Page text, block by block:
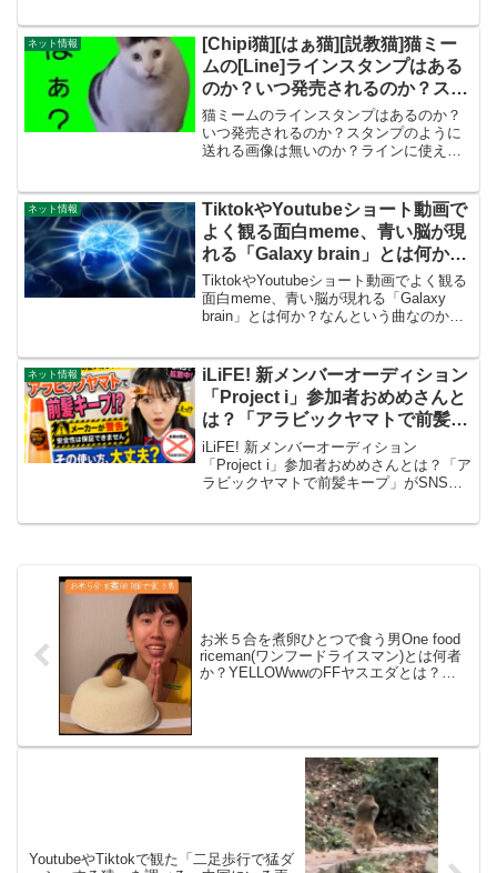
この動画だと思います。この動画はT...
ネット情報
[Chipi猫][はぁ猫][説教猫]猫ミー
ムの[Line]ラインスタンプはある
のか？いつ発売されるのか？スタ
ンプのように送れる画像は無いの
か？ラインに使える画像を置いて
おきます。
猫ミームのラインスタンプはあるのか？
いつ発売されるのか？スタンプのように
送れる画像は無いのか？ラインに使える
Youtubeで大人気です。猫の可愛さと表情
が進化し...
ネット情報
TiktokやYoutubeショート動画で
よく観る面白meme、青い脳が現
れる「Galaxy brain」とは何か？
なんという曲なのか？誰が作った
memeなのか？
TiktokやYoutubeショート動画でよく観る
面白meme、青い脳が現れる「Galaxy
brain」とは何か？なんという曲なのか？
ジワ来ます。この「Galaxy...
ネット情報
iLiFE! 新メンバーオーディション
「Project i」参加者おめめさんと
は？「アラビックヤマトで前髪キ
ープ」がSNSで拡散 なぜ若者
は“液体のり”を髪に使うのか？
iLiFE! 新メンバーオーディション
「Project i」参加者おめめさんとは？「ア
ラビックヤマトで前髪キープ」がSNSで
お米５合を煮卵ひとつで食う男One food
riceman(ワンフードライスマン)とは何者
か？YELLOWwwのFFヤスエダとは？海
YoutubeやTiktokで観た「二足歩行で猛ダ